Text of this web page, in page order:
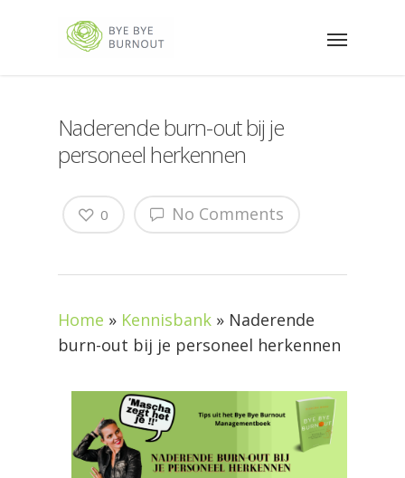
Naderende burn-out bij je
personeel herkennen
No Comments
0
Home » Kennisbank » Naderende
burn-out bij je personeel herkennen